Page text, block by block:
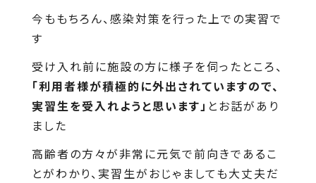
今ももちろん、感染対策を行った上での実習で
す
受け入れ前に施設の方に様子を伺ったところ、
「利用者様が積極的に外出されていますので、
実習生を受入れようと思います」 とお話があり
ました
高齢者の方々が非常に元気で前向きであるこ
とがわかり、実習生がおじゃましても大丈夫だ